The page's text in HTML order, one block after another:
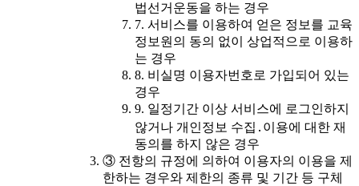
법선거운동을 하는 경우
7. 서비스를 이용하여 얻은 정보를 교육
정보원의 동의 없이 상업적으로 이용하
는 경우
8. 비실명 이용자번호로 가입되어 있는
경우
9. 일정기간 이상 서비스에 로그인하지
않거나 개인정보 수집․이용에 대한 재
동의를 하지 않은 경우
③ 전항의 규정에 의하여 이용자의 이용을 제
한하는 경우와 제한의 종류 및 기간 등 구체